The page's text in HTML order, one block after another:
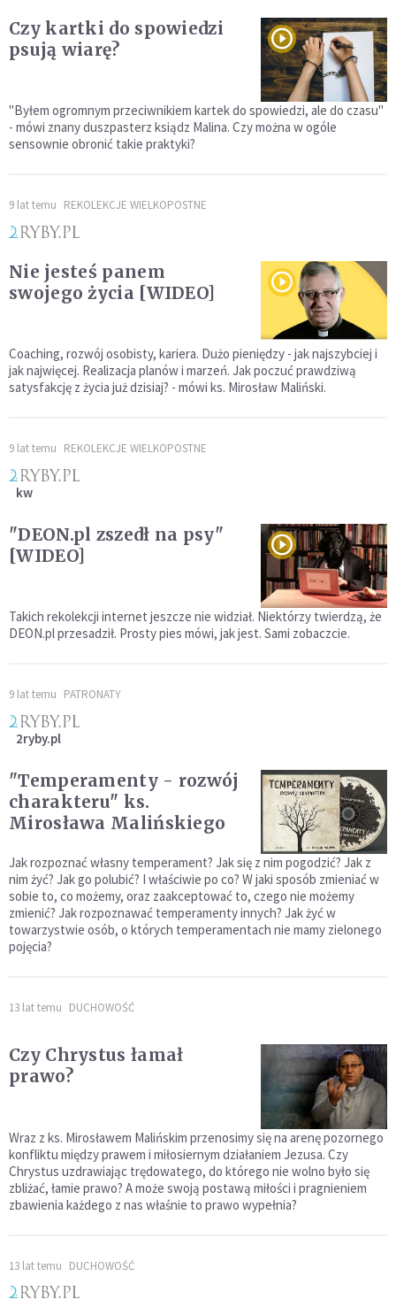
Czy kartki do spowiedzi
psują wiarę?
"Byłem ogromnym przeciwnikiem kartek do spowiedzi, ale do czasu"
- mówi znany duszpasterz ksiądz Malina. Czy można w ogóle
sensownie obronić takie praktyki?
9 lat temu REKOLEKCJE WIELKOPOSTNE
Nie jesteś panem
swojego życia [WIDEO]
Coaching, rozwój osobisty, kariera. Dużo pieniędzy - jak najszybciej i
jak najwięcej. Realizacja planów i marzeń. Jak poczuć prawdziwą
satysfakcję z życia już dzisiaj? - mówi ks. Mirosław Maliński.
9 lat temu REKOLEKCJE WIELKOPOSTNE
kw
"DEON.pl zszedł na psy"
[WIDEO]
Takich rekolekcji internet jeszcze nie widział. Niektórzy twierdzą, że
DEON.pl przesadził. Prosty pies mówi, jak jest. Sami zobaczcie.
9 lat temu PATRONATY
2ryby.pl
"Temperamenty - rozwój
charakteru" ks.
Mirosława Malińskiego
Jak rozpoznać własny temperament? Jak się z nim pogodzić? Jak z
nim żyć? Jak go polubić? I właściwie po co? W jaki sposób zmieniać w
sobie to, co możemy, oraz zaakceptować to, czego nie możemy
zmienić? Jak rozpoznawać temperamenty innych? Jak żyć w
towarzystwie osób, o których temperamentach nie mamy zielonego
pojęcia?
13 lat temu DUCHOWOŚĆ
Czy Chrystus łamał
prawo?
Wraz z ks. Mirosławem Malińskim przenosimy się na arenę pozornego
konfliktu między prawem i miłosiernym działaniem Jezusa. Czy
Chrystus uzdrawiając trędowatego, do którego nie wolno było się
zbliżać, łamie prawo? A może swoją postawą miłości i pragnieniem
zbawienia każdego z nas właśnie to prawo wypełnia?
13 lat temu DUCHOWOŚĆ